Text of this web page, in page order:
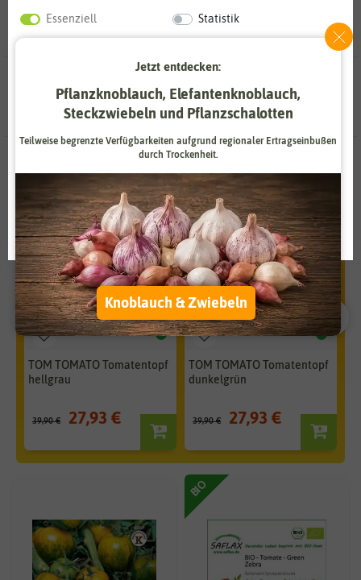
-30%
TOM TOMATO Tomatentopf
hellgrau
39,90 € 27,93 €
-30%
TOM TOMATO Tomatentopf
dunkelgrün
39,90 € 27,93 €
BIO
Essenziell Statistik
Funktional
Weitere Einstellungen
Alle akzeptieren
Alle ablehnen
Auswahl akzeptieren
Jetzt entdecken:
Pflanzknoblauch, Elefantenknoblauch,
Steckzwiebeln und Pflanzschalotten
Teilweise begrenzte Verfügbarkeiten aufgrund regionaler Ertragseinbußen
durch Trockenheit.
Knoblauch & Zwiebeln